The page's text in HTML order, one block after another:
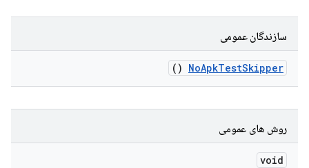
سازندگان عمومی
NoApkTestSkipper
()
روش های عمومی
void